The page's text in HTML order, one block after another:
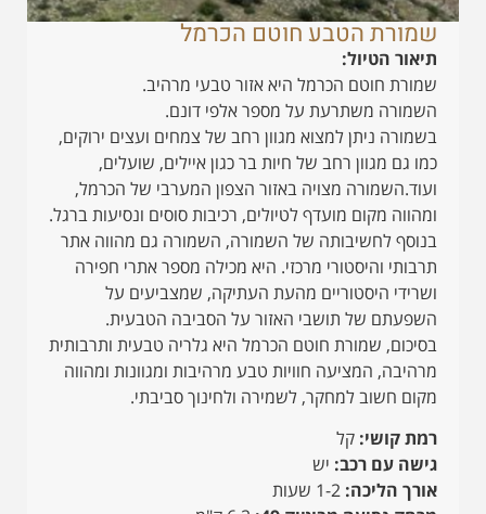
שמורת הטבע חוטם הכרמל
תיאור הטיול:
שמורת חוטם הכרמל היא אזור טבעי מרהיב.
השמורה משתרעת על מספר אלפי דונם.
בשמורה ניתן למצוא מגוון רחב של צמחים ועצים ירוקים,
כמו גם מגוון רחב של חיות בר כגון איילים, שועלים,
ועוד.השמורה מצויה באזור הצפון המערבי של הכרמל,
ומהווה מקום מועדף לטיולים, רכיבות סוסים ונסיעות ברגל.
בנוסף לחשיבותה של השמורה, השמורה גם מהווה אתר
תרבותי והיסטורי מרכזי. היא מכילה מספר אתרי חפירה
ושרידי היסטוריים מהעת העתיקה, שמצביעים על
השפעתם של תושבי האזור על הסביבה הטבעית.
בסיכום, שמורת חוטם הכרמל היא גלריה טבעית ותרבותית
מרהיבה, המציעה חוויות טבע מרהיבות ומגוונות ומהווה
מקום חשוב למחקר, לשמירה ולחינוך סביבתי.
רמת קושי: קל
גישה עם רכב: יש
אורך הליכה: